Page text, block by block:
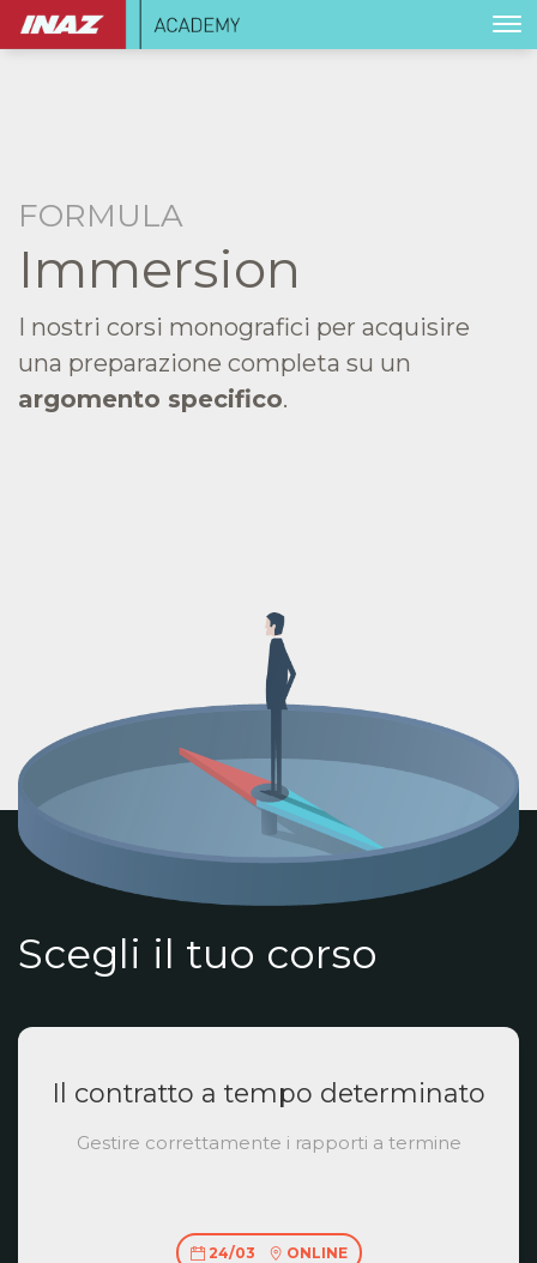
FORMULA
Immersion
I nostri corsi monografici per acquisire
una preparazione completa su un
argomento specifico.
Scegli il tuo corso
Il contratto a tempo determinato
Gestire correttamente i rapporti a termine
24/03 ONLINE